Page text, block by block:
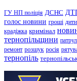
ГУ НП поліція ДСНС
голос новини гроші
крадіжка кримінал
тернопільщини
ремонт розшук росія
тернопіль